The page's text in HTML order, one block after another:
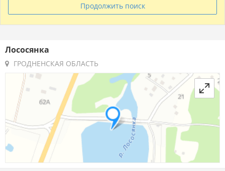
Продолжить поиск
Лососянка
ГРОДНЕНСКАЯ ОБЛАСТЬ